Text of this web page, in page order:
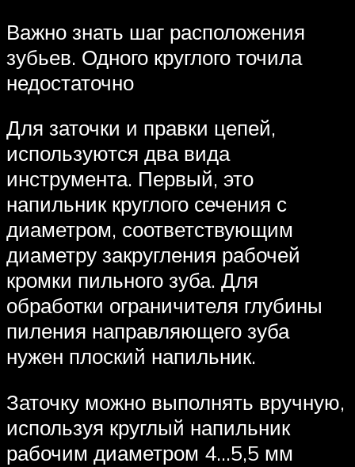
Важно знать шаг расположения
зубьев. Одного круглого точила
недостаточно
Для заточки и правки цепей,
используются два вида
инструмента. Первый, это
напильник круглого сечения с
диаметром, соответствующим
диаметру закругления рабочей
кромки пильного зуба. Для
обработки ограничителя глубины
пиления направляющего зуба
нужен плоский напильник.
Заточку можно выполнять вручную,
используя круглый напильник
рабочим диаметром 4…5,5 мм